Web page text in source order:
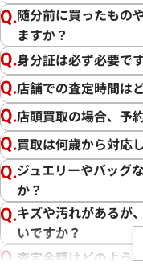
随分前に買ったもの
ますか？
身分証は必ず必要で
店舗での査定時間は
店頭買取の場合、予
買取は何歳から対応
ジュエリーやバッグ
か？
キズや汚れがあるが
いですか？
査定金額はどのよう